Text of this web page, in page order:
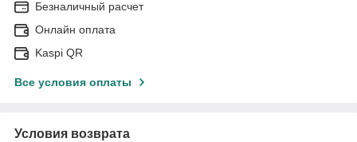
Безналичный расчет
Онлайн оплата
Kaspi QR
Все условия оплаты
Условия возврата